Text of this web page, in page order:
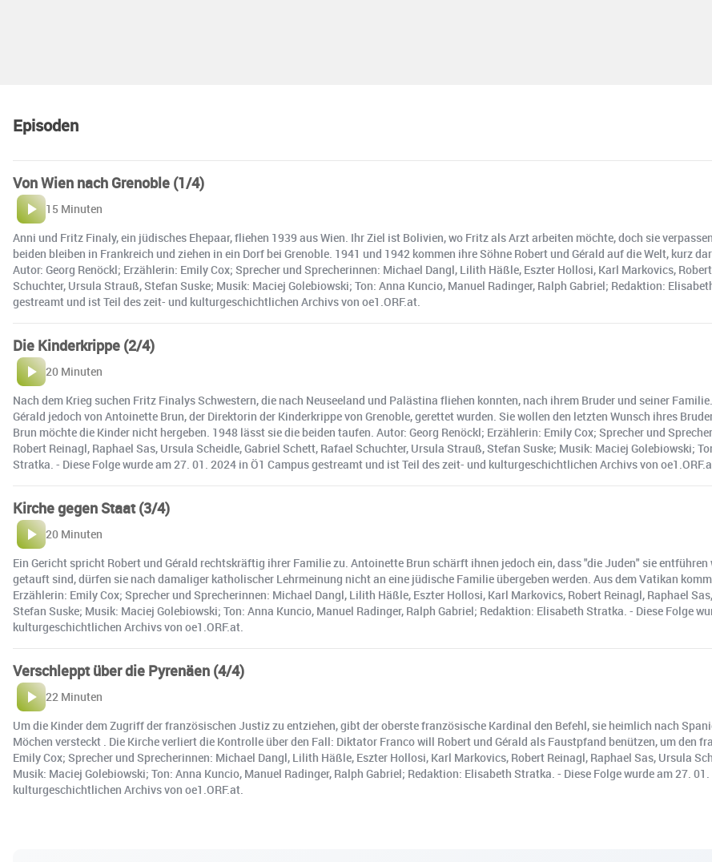
Episoden
Von Wien nach Grenoble (1/4)
15 Minuten
Anni und Fritz Finaly, ein jüdisches Ehepaar, fliehen 1939 aus Wien. Ihr Ziel ist Bolivien, wo Fritz als Arzt arbeiten möchte, doch sie
beiden bleiben in Frankreich und ziehen in ein Dorf bei Grenoble. 1941 und 1942 kommen ihre Söhne Robert und Gérald auf die Welt, kurz
Autor: Georg Renöckl; Erzählerin: Emily Cox; Sprecher und Sprecherinnen: Michael Dangl, Lilith Häßle, Eszter Hollosi, Karl Markovics,
Schuchter, Ursula Strauß, Stefan Suske; Musik: Maciej Golebiowski; Ton: Anna Kuncio, Manuel Radinger, Ralph Gabriel; Redaktion:
gestreamt und ist Teil des zeit- und kulturgeschichtlichen Archivs von oe1.ORF.at.
Die Kinderkrippe (2/4)
20 Minuten
Nach dem Krieg suchen Fritz Finalys Schwestern, die nach Neuseeland und Palästina fliehen konnten, nach ihrem Bruder und seiner
Gérald jedoch von Antoinette Brun, der Direktorin der Kinderkrippe von Grenoble, gerettet wurden. Sie wollen den letzten Wunsch ihres
Brun möchte die Kinder nicht hergeben. 1948 lässt sie die beiden taufen. Autor: Georg Renöckl; Erzählerin: Emily Cox; Sprecher und
Robert Reinagl, Raphael Sas, Ursula Scheidle, Gabriel Schett, Rafael Schuchter, Ursula Strauß, Stefan Suske; Musik: Maciej Golebiowski;
Stratka. - Diese Folge wurde am 27. 01. 2024 in Ö1 Campus gestreamt und ist Teil des zeit- und kulturgeschichtlichen Archivs von
Kirche gegen Staat (3/4)
20 Minuten
Ein Gericht spricht Robert und Gérald rechtskräftig ihrer Familie zu. Antoinette Brun schärft ihnen jedoch ein, dass "die Juden" sie
getauft sind, dürfen sie nach damaliger katholischer Lehrmeinung nicht an eine jüdische Familie übergeben werden. Aus dem Vatikan
Erzählerin: Emily Cox; Sprecher und Sprecherinnen: Michael Dangl, Lilith Häßle, Eszter Hollosi, Karl Markovics, Robert Reinagl, Raphael
Stefan Suske; Musik: Maciej Golebiowski; Ton: Anna Kuncio, Manuel Radinger, Ralph Gabriel; Redaktion: Elisabeth Stratka. - Diese Folge
kulturgeschichtlichen Archivs von oe1.ORF.at.
Verschleppt über die Pyrenäen (4/4)
22 Minuten
Um die Kinder dem Zugriff der französischen Justiz zu entziehen, gibt der oberste französische Kardinal den Befehl, sie heimlich nach
Möchen versteckt . Die Kirche verliert die Kontrolle über den Fall: Diktator Franco will Robert und Gérald als Faustpfand benützen, um den
Emily Cox; Sprecher und Sprecherinnen: Michael Dangl, Lilith Häßle, Eszter Hollosi, Karl Markovics, Robert Reinagl, Raphael Sas, Ursula
Musik: Maciej Golebiowski; Ton: Anna Kuncio, Manuel Radinger, Ralph Gabriel; Redaktion: Elisabeth Stratka. - Diese Folge wurde am 27.
kulturgeschichtlichen Archivs von oe1.ORF.at.